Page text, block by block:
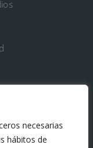
necesarias
hábitos de